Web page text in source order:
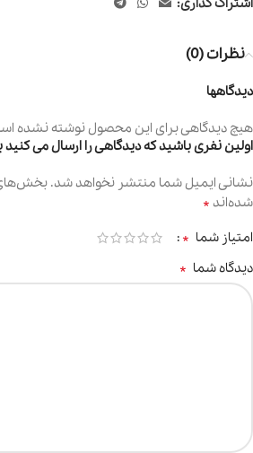
نظرات (0)
دیدگاهها
هیچ دیدگاهی برای این محصول نوشته نشده
اولین نفری باشید که دیدگاهی را ارسال می
نشانی ایمیل شما منتشر نخواهد شد. بخش‌های
شده‌اند *
امتیاز شما *
دیدگاه شما *